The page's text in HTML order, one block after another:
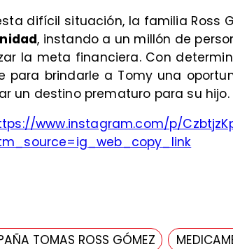
difícil situación, la familia Ross
, instando a un millón de
la meta financiera. Con
para brindarle a Tomy una
un destino prematuro para su hijo.
www.instagram.com/p/
TOMAS ROSS GÓMEZ